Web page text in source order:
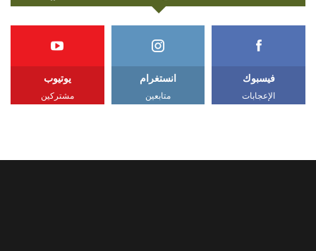
فيسبوك
الإعجابات
انستغرام
متابعين
يوتيوب
مشتركين